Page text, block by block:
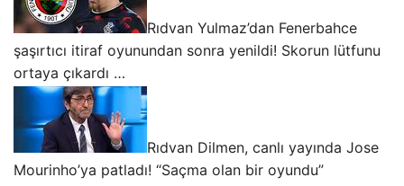
Rıdvan Yulmaz’dan Fenerbahce
şaşırtıcı itiraf oyunundan sonra yenildi! Skorun lütfunu
ortaya çıkardı …
Rıdvan Dilmen, canlı yayında Jose
Mourinho’ya patladı! “Saçma olan bir oyundu”